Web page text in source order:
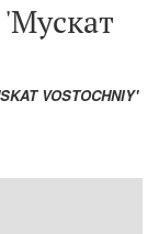
VOSTOCHNIY'